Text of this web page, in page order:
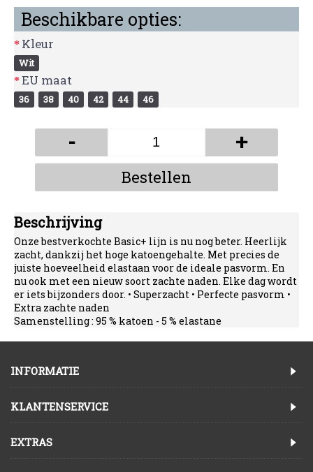
Beschikbare opties:
Kleur
Wit
EU maat
36 38 40 42 44 46
- +
Bestellen
Beschrijving
Onze bestverkochte Basic+ lijn is nu nog beter. Heerlijk
zacht, dankzij het hoge katoengehalte. Met precies de
juiste hoeveelheid elastaan voor de ideale pasvorm. En
nu ook met een nieuw soort zachte naden. Elke dag wordt
er iets bijzonders door. • Superzacht • Perfecte pasvorm •
Extra zachte naden
Samenstelling : 95 % katoen - 5 % elastane
INFORMATIE
KLANTENSERVICE
EXTRAS